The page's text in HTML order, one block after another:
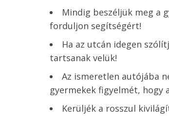
Mindig beszéljük meg a
forduljon segítségért!
Ha az utcán idegen
tartsanak velük!
Az ismeretlen autójába
gyermekek figyelmét, hogy
Kerüljék a rosszul